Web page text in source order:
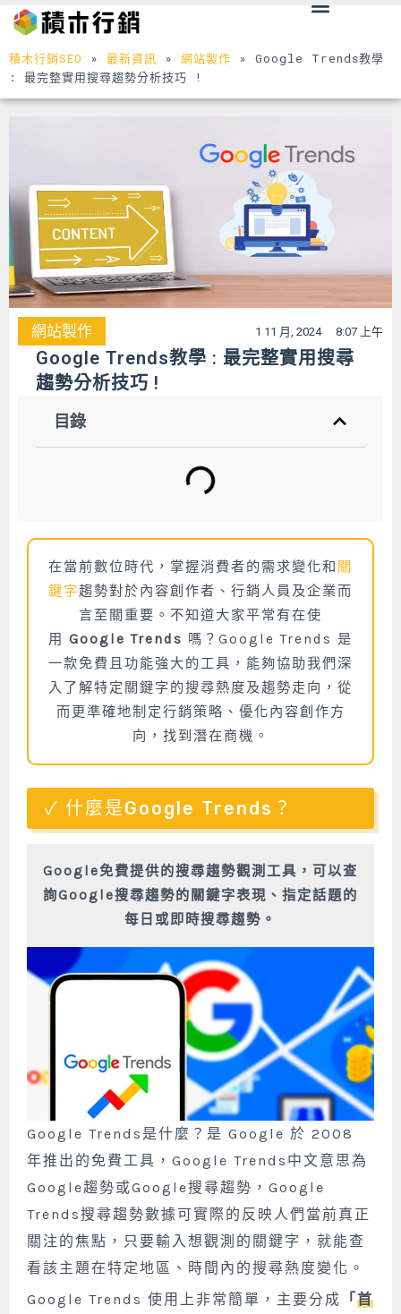
至
主
要
內
Menu
積木行銷SEO » 最新資訊 » 網站製作 » Google Trends教學
: 最完整實用搜尋趨勢分析技巧 !
網站製作 1 11 月, 2024 8:07 上午
Google Trends教學 : 最完整實用搜尋
趨勢分析技巧 !
目錄
在當前數位時代，掌握消費者的需求變化和 關
鍵字趨勢對於內容創作者、行銷人員及企業而
言至關重要。不知道大家平常有在使
用 Google Trends 嗎？Google Trends 是
一款免費且功能強大的工具，能夠協助我們深
入了解特定關鍵字的搜尋熱度及趨勢走向，從
而更準確地制定行銷策略、優化內容創作方
向，找到潛在商機。
什麼是Google Trends？
Google免費提供的搜尋趨勢觀測工具，可以查
詢Google搜尋趨勢的關鍵字表現、指定話題的
每日或即時搜尋趨勢。
Google Trends是什麼？是 Google 於 2008
年推出的免費工具，Google Trends中文意思為
Google趨勢或Google搜尋趨勢，Google
Trends搜尋趨勢數據可實際的反映人們當前真正
關注的焦點，只要輸入想觀測的關鍵字，就能查
看該主題在特定地區、時間內的搜尋熱度變化。
Google Trends 使用上非常簡單，主要分成
「 首